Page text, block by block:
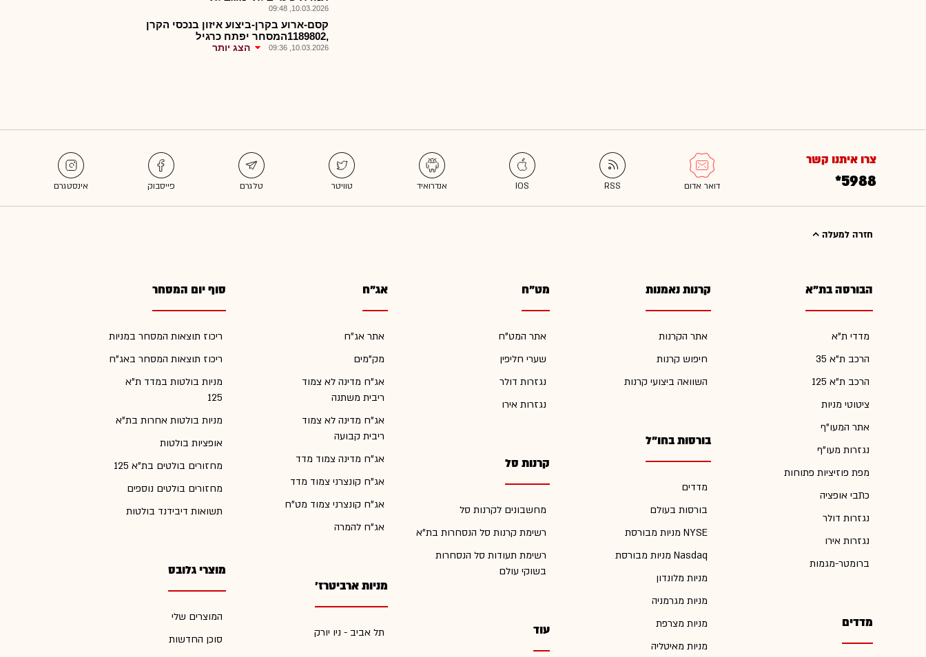
10.03.2026, 09:48
קסם-ארוע בקרן-ביצוע איזון בנכסי הקרן
,1189802המסחר יפתח כרגיל
10.03.2026, 09:36 הצג יותר
צרו איתנו קשר
*5988
חזרה למעלה
הבורסה בת"א
מדדי ת"א
הרכב ת"א 35
הרכב ת"א 125
ציטוטי מניות
אתר המעו"ף
נגזרות מעו"ף
מפת פוזיציות פתוחות
כתבי אופציה
נגזרות דולר
נגזרות אירו
ברומטר-מגמות
מדדים
קרנות נאמנות
אתר הקרנות
חיפוש קרנות
השוואה ביצועי קרנות
בורסות בחו"ל
מדדים
בורסות בעולם
מניות מבורסת NYSE
מניות מבורסת Nasdaq
מניות מלונדון
מניות מגרמניה
מניות מצרפת
מניות מאיטליה
מט"ח
אתר המט"ח
שערי חליפין
נגזרות דולר
נגזרות אירו
קרנות סל
מחשבונים לקרנות סל
רשימת קרנות סל הנסחרות בת"א
רשימת תעודות סל הנסחרות
בשוקי עולם
עוד
אג"ח
אתר אג"ח
מק"מים
אג"ח מדינה לא צמוד
ריבית משתנה
אג"ח מדינה לא צמוד
ריבית קבועה
אג"ח מדינה צמוד מדד
אג"ח קונצרני צמוד מדד
אג"ח קונצרני צמוד מט"ח
אג"ח להמרה
מניות ארביטרז'
תל אביב - ניו יורק
סוף יום המסחר
ריכוז תוצאות המסחר במניות
ריכוז תוצאות המסחר באג"ח
מניות בולטות במדד ת"א
125
מניות בולטות אחרות בת"א
אופציות בולטות
מחזורים בולטים בת"א 125
מחזורים בולטים נוספים
תשואות דיבידנד בולטות
מוצרי גלובס
המוצרים שלי
סוכן החדשות